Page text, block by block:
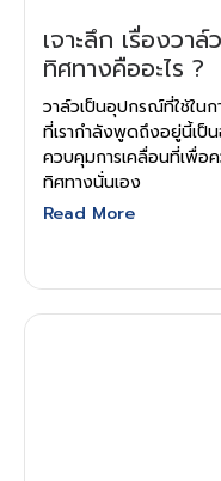
เจาะลึก เรื่องว
ทิศทางคืออะไร ?
วาล์วเป็นอุปกรณ์ที่ใช้ใน
ที่เรากำลังพูดถึงอยู่นี้เป็
ควบคุมการเคลื่อนที่เพื่อ
ทิศทางนั่นเอง
Read More